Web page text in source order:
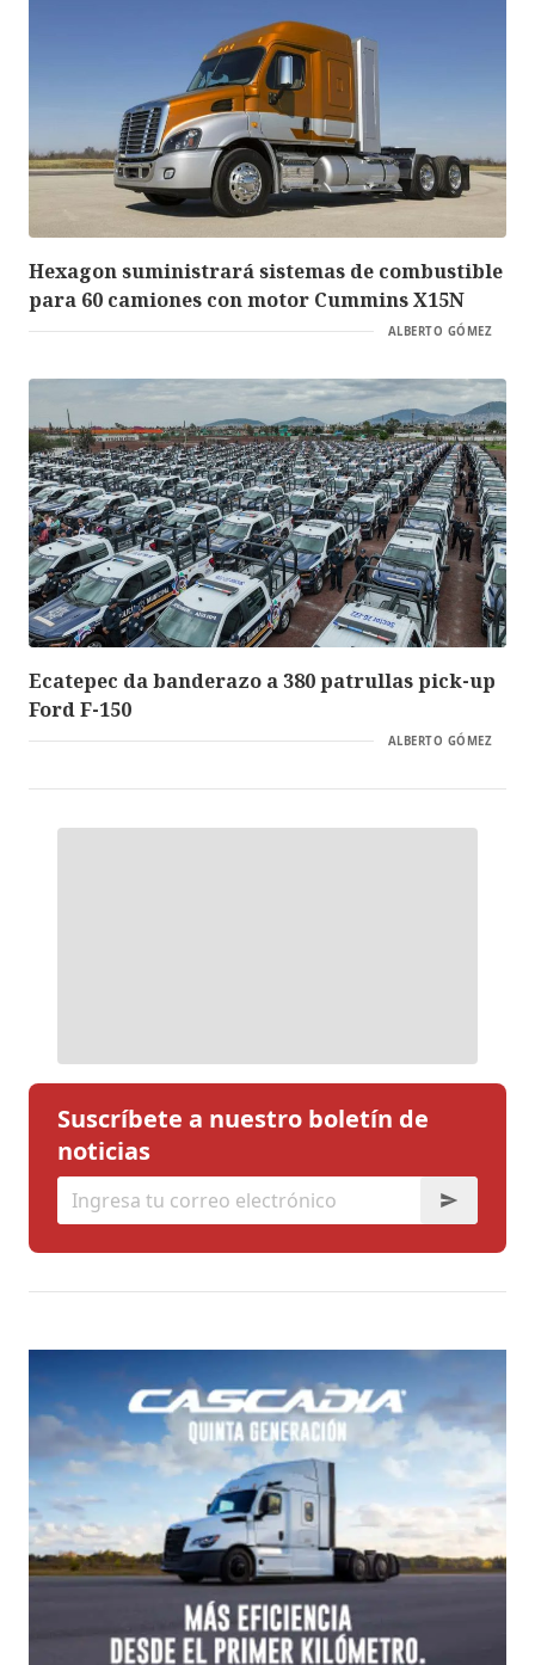
Hexagon suministrará sistemas de combustible
para 60 camiones con motor Cummins X15N
ALBERTO GÓMEZ
Ecatepec da banderazo a 380 patrullas pick-up
Ford F-150
ALBERTO GÓMEZ
Suscríbete a nuestro boletín de
noticias